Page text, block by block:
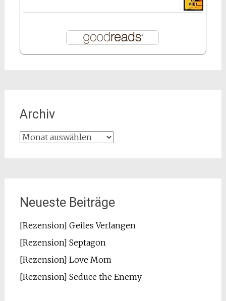
Archiv
Archiv
Neueste Beiträge
[Rezension] Geiles Verlangen
[Rezension] Septagon
[Rezension] Love Mom
[Rezension] Seduce the Enemy